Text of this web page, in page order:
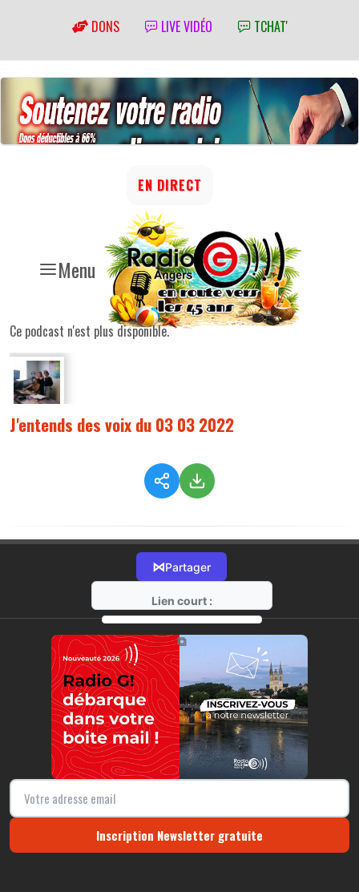
DONS LIVE VIDÉO TCHAT'
Menu
EN DIRECT
Ce podcast n'est plus disponible.
J'entends des voix du 03 03 2022
⋈Partager
Lien court :
https://radio-g.fr?7639
⧉
Inscription Newsletter gratuite